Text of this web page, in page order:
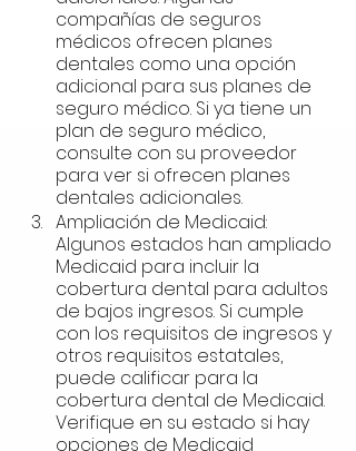
compañías de seguros
médicos ofrecen planes
dentales como una opción
adicional para sus planes de
seguro médico. Si ya tiene un
plan de seguro médico,
consulte con su proveedor
para ver si ofrecen planes
dentales adicionales.
Ampliación de Medicaid:
Algunos estados han ampliado
Medicaid para incluir la
cobertura dental para adultos
de bajos ingresos. Si cumple
con los requisitos de ingresos y
otros requisitos estatales,
puede calificar para la
cobertura dental de Medicaid.
Verifique en su estado si hay
opciones de Medicaid